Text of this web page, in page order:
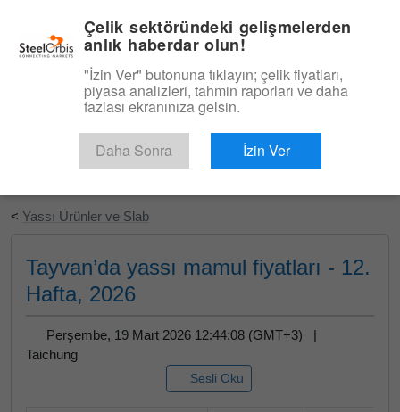
Ücretsiz Deneyin
< Yassı Ürünler ve Slab
Tayvan’da yassı mamul fiyatları - 12.
Hafta, 2026
Perşembe, 19 Mart 2026 12:44:08 (GMT+3) |
Taichung
Sesli Oku
Çelik sektöründeki gelişmelerden
anlık haberdar olun!
"İzin Ver" butonuna tıklayın; çelik fiyatları,
piyasa analizleri, tahmin raporları ve daha
fazlası ekranınıza gelsin.
Daha Sonra İzin Ver